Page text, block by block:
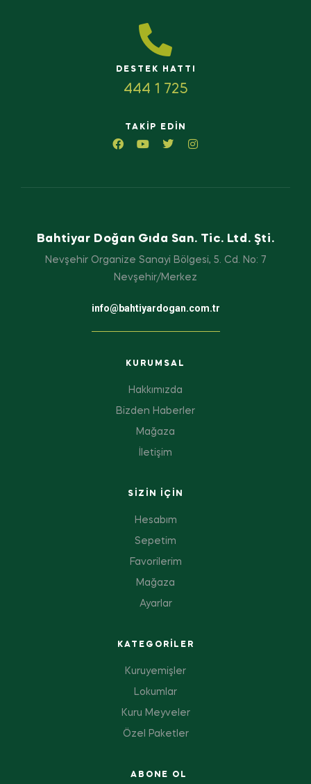
DESTEK HATTI
444 1 725
TAKIP EDIN
Bahtiyar Doğan Gıda San. Tic. Ltd. Şti.
Nevşehir Organize Sanayi Bölgesi, 5. Cd. No: 7
Nevşehir/Merkez
info@bahtiyardogan.com.tr
KURUMSAL
Hakkımızda
Bizden Haberler
Mağaza
İletişim
SIZIN IÇIN
Hesabım
Sepetim
Favorilerim
Mağaza
Ayarlar
KATEGORILER
Kuruyemişler
Lokumlar
Kuru Meyveler
Özel Paketler
ABONE OL